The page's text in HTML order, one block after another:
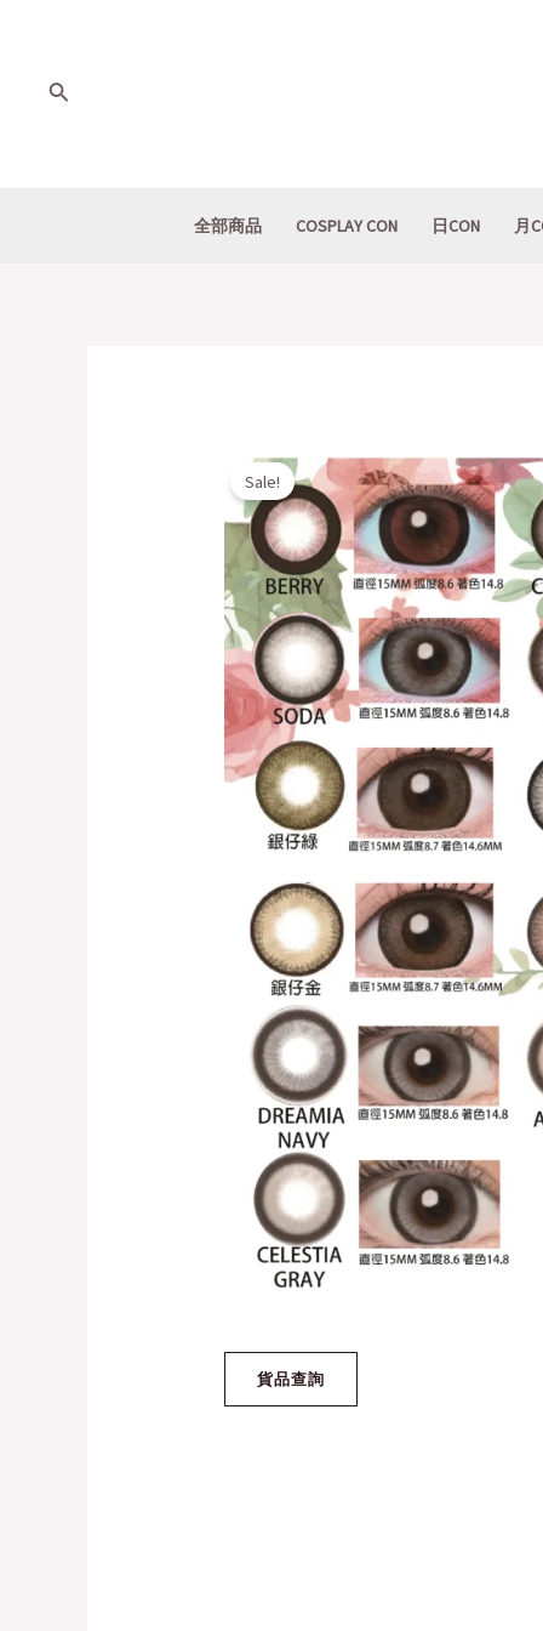
contentSearch
全部商品 COSPLAY CON 日CON 月
Sale!